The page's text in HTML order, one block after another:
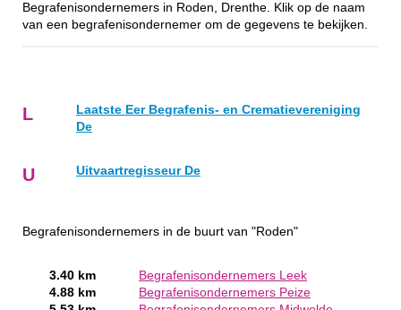
Begrafenisondernemers in Roden, Drenthe. Klik op de naam
van een begrafenisondernemer om de gegevens te bekijken.
L
Laatste Eer Begrafenis- en Crematievereniging
De
U Uitvaartregisseur De
Begrafenisondernemers in de buurt van "Roden"
3.40 km
Begrafenisondernemers Leek
4.88 km
Begrafenisondernemers Peize